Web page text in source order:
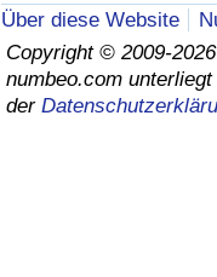
Über diese Website
Copyright © 2009-
numbeo.com
der
Kriminalitäts-Index
Kriminalitäts-Index